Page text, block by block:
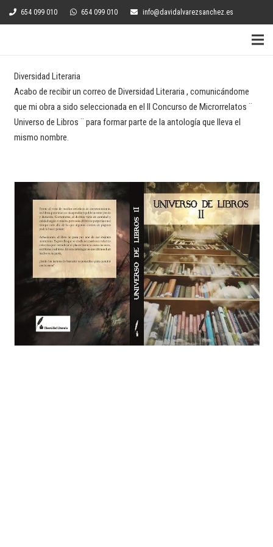
654 099 010 654 099 010 info@davidalvarezsanchez.es
Diversidad Literaria
Acabo de recibir un correo de Diversidad Literaria , comunicándome
que mi obra a sido seleccionada en el II Concurso de Microrrelatos ¨
Universo de Libros ¨ para formar parte de la antología que lleva el
mismo nombre.